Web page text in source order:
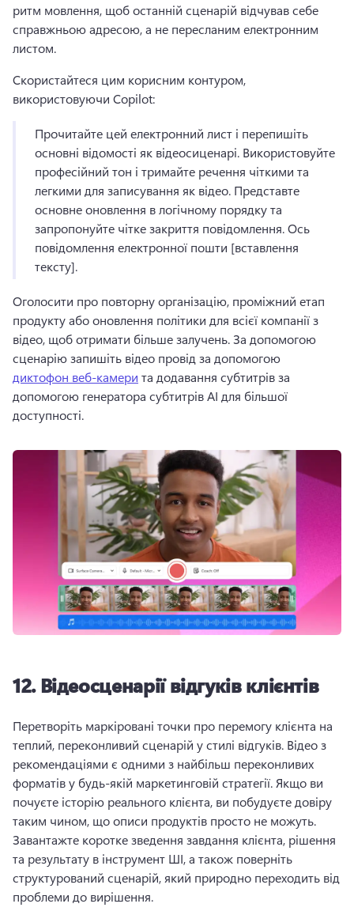
ритм мовлення, щоб останній сценарій відчував себе
справжньою адресою, а не пересланим електронним
листом.
Скористайтеся цим корисним контуром,
використовуючи Copilot:
Прочитайте цей електронний лист і перепишіть
основні відомості як відеосиценарі. Використовуйте
професійний тон і тримайте речення чіткими та
легкими для записування як відео. Представте
основне оновлення в логічному порядку та
запропонуйте чітке закриття повідомлення. Ось
повідомлення електронної пошти [вставлення
тексту].
Оголосити про повторну організацію, проміжний етап
продукту або оновлення політики для всієї компанії з
відео, щоб отримати більше залучень. За допомогою
сценарію запишіть відео провід за допомогою
диктофон веб-камери та додавання субтитрів за
допомогою генератора субтитрів AI для більшої
доступності.
12.Відеосценарії відгуків клієнтів
Перетворіть маркіровані точки про перемогу клієнта на
теплий, переконливий сценарій у стилі відгуків. Відео з
рекомендаціями є одними з найбільш переконливих
форматів у будь-якій маркетинговій стратегії. Якщо ви
почуєте історію реального клієнта, ви побудуєте довіру
Завантажте коротке зведення завдання клієнта, рішення
та результату в інструмент ШІ, а також поверніть
структурований сценарій, який природно переходить від
проблеми до вирішення.